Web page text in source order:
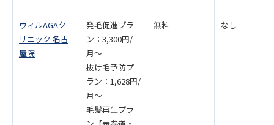
ウィルAGAク
リニック 名古
屋院
発毛促進プラ
ン：3,300円/
月〜
抜け毛予防プ
ラン：1,628円/
月〜
毛髪再生プラ
無料 なし